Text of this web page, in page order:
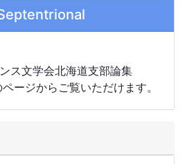
ス文学会北海道支部論集
ージからご覧いただけます。